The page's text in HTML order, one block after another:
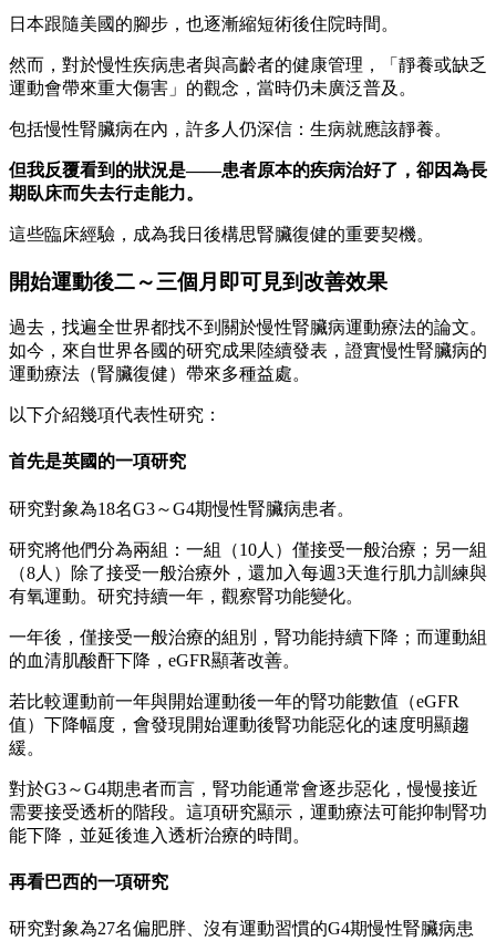
日本跟隨美國的腳步，也逐漸縮短術後住院時間。
然而，對於慢性疾病患者與高齡者的健康管理，「靜養或缺乏
運動會帶來重大傷害」的觀念，當時仍未廣泛普及。
包括慢性腎臟病在內，許多人仍深信：生病就應該靜養。
但我反覆看到的狀況是——患者原本的疾病治好了，卻因為長
期臥床而失去行走能力。
這些臨床經驗，成為我日後構思腎臟復健的重要契機。
開始運動後二～三個月即可見到改善效果
過去，找遍全世界都找不到關於慢性腎臟病運動療法的論文。
如今，來自世界各國的研究成果陸續發表，證實慢性腎臟病的
運動療法（腎臟復健）帶來多種益處。
以下介紹幾項代表性研究：
首先是英國的一項研究
研究對象為18名G3～G4期慢性腎臟病患者。
研究將他們分為兩組：一組（10人）僅接受一般治療；另一組
（8人）除了接受一般治療外，還加入每週3天進行肌力訓練與
有氧運動。研究持續一年，觀察腎功能變化。
一年後，僅接受一般治療的組別，腎功能持續下降；而運動組
的血清肌酸酐下降，eGFR顯著改善。
若比較運動前一年與開始運動後一年的腎功能數值（eGFR
值）下降幅度，會發現開始運動後腎功能惡化的速度明顯趨
緩。
對於G3～G4期患者而言，腎功能通常會逐步惡化，慢慢接近
需要接受透析的階段。這項研究顯示，運動療法可能抑制腎功
能下降，並延後進入透析治療的時間。
再看巴西的一項研究
研究對象為27名偏肥胖、沒有運動習慣的G4期慢性腎臟病患